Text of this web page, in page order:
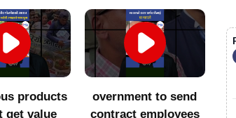
to send
employees
सातै प्रदेशमा एमालेसँगको
सहकार्य अन्त्य गर्ने